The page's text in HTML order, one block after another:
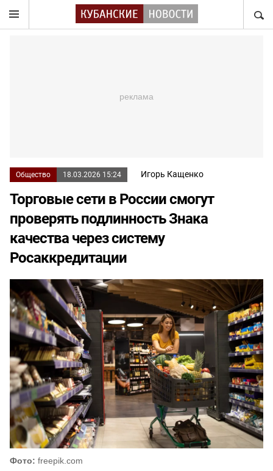
Общество 18.03.2026 15:24 Игорь Кащенко
Торговые сети в России смогут
проверять подлинность Знака
качества через систему
Росаккредитации
Фото: freepik.com